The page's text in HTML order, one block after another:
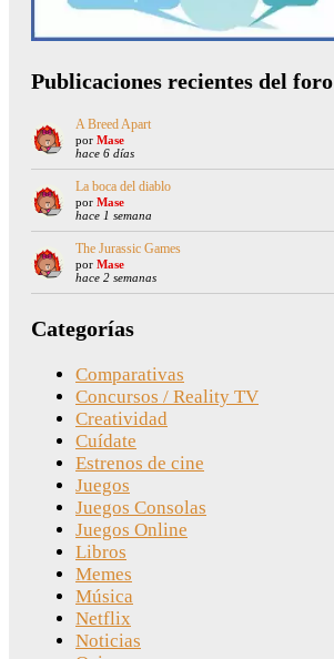
Publicaciones recientes del foro
A Breed Apart
por Mase
hace 6 días
La boca del diablo
por Mase
hace 1 semana
The Jurassic Games
por Mase
hace 2 semanas
Categorías
Comparativas
Concursos / Reality TV
Creatividad
Cuídate
Estrenos de cine
Juegos
Juegos Consolas
Juegos Online
Libros
Memes
Música
Netflix
Noticias